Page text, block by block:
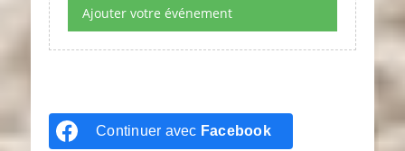
Ajouter votre événement
Continuer avec Facebook